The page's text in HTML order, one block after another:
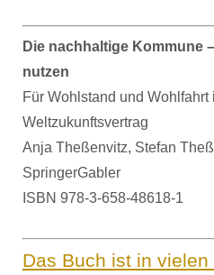
Die nachhaltige Kommune
nutzen
Für Wohlstand und
Weltzukunftsvertrag
Anja Theßenvitz, Stefan
SpringerGabler
ISBN 978-3-658-48618-1
Das Buch ist in